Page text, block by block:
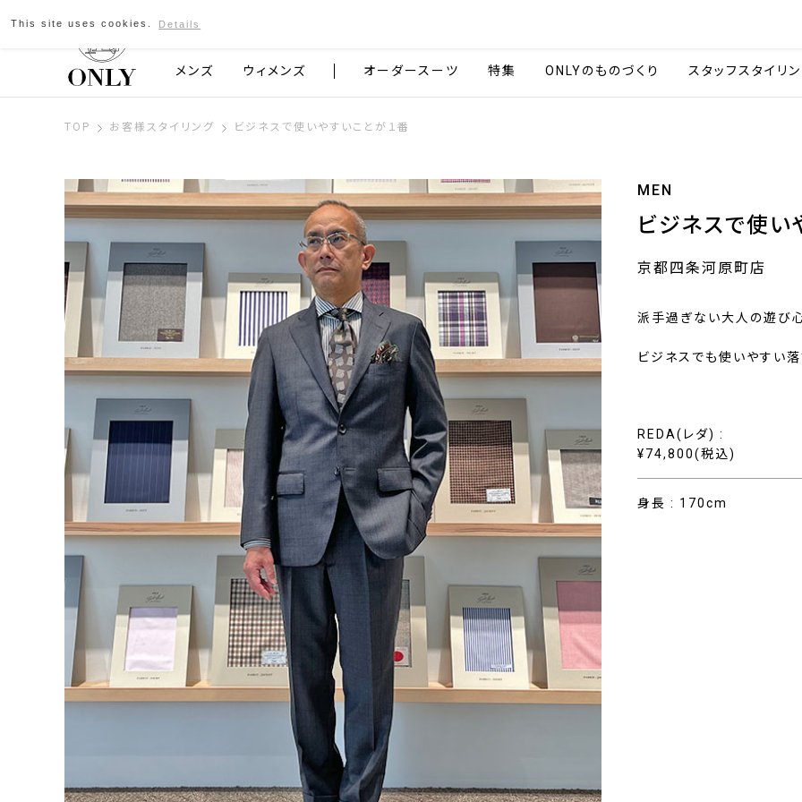
京都発のスーツブランド ONLY
メンズ ウィメンズ オーダースーツ 特集 ONLYのものづくり スタッフスタイリ
TOP お客様スタイリング ビジネスで使いやすいことが１番
MEN
ビジネスで使い
京都四条河原町店
派手過ぎない大人の遊び
ビジネスでも使いやすい
REDA(レダ) :
¥74,800(税込)
身長 : 170cm
This site uses cookies. Details